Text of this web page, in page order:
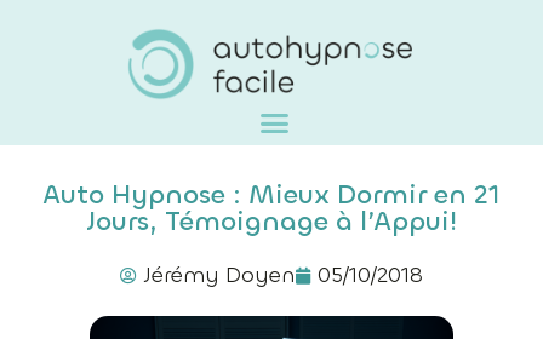
Auto Hypnose : Mieux Dormir en 21
Jours, Témoignage à l’Appui!
Jérémy Doyen 05/10/2018